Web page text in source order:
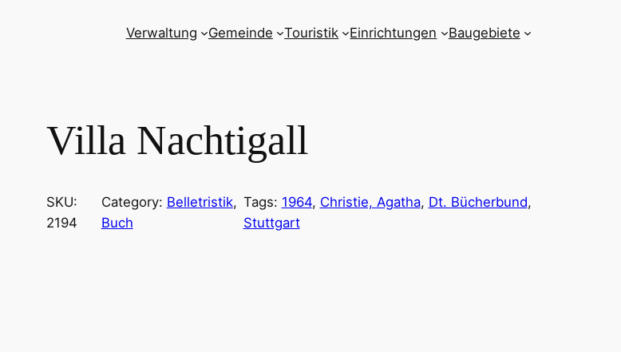
Verwaltung Gemeinde Touristik Einrichtungen Baugebiete
Villa Nachtigall
SKU:
2194
Category: Belletristik
Buch
Tags: 1964, Christie, Agatha, Dt. Bücherbund
Stuttgart